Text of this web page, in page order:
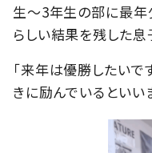
生〜3年生の部に最年
らしい結果を残した息
「来年は優勝したいで
きに励んでいるといい